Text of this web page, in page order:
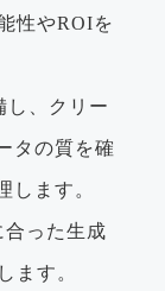
性やROIを
し、クリー
タの質を確
します。
合った生成
ます。